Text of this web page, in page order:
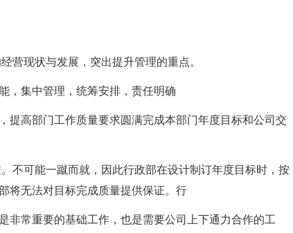
营现状与发展，突出提升管理的重点。
，集中管理，统筹安排，责任明确
提高部门工作质量要求圆满完成本部门年度目标和公司交
不可能一蹴而就，因此行政部在设计制订年度目标时，按
将无法对目标完成质量提供保证。行
非常重要的基础工作，也是需要公司上下通力合作的工